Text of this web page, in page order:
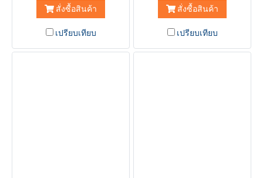
สั่งซื้อสินค้า
เปรียบเทียบ
สั่งซื้อสินค้า
เปรียบเทียบ